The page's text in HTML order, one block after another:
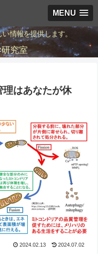
MENU
情報を提供します。
究室
理はあなたが休
2024.02.13 2024.07.02